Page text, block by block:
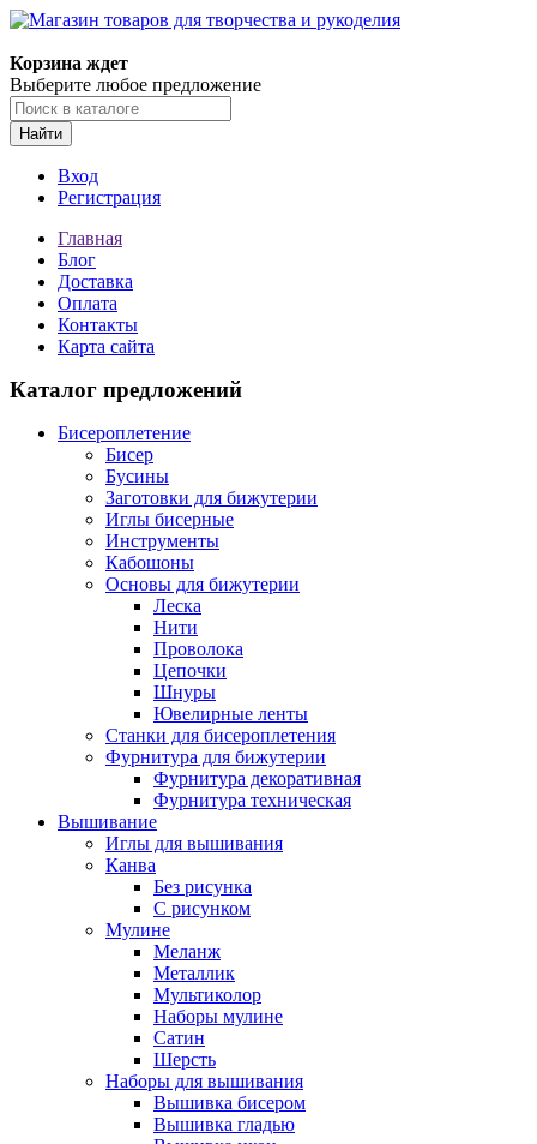
Корзина ждет
Выберите любое предложение
Найти
Вход
Регистрация
Главная
Блог
Доставка
Оплата
Контакты
Карта сайта
Каталог предложений
Бисероплетение
Бисер
Бусины
Заготовки для бижутерии
Иглы бисерные
Инструменты
Кабошоны
Основы для бижутерии
Леска
Нити
Проволока
Цепочки
Шнуры
Ювелирные ленты
Станки для бисероплетения
Фурнитура для бижутерии
Фурнитура декоративная
Фурнитура техническая
Вышивание
Иглы для вышивания
Канва
Без рисунка
С рисунком
Мулине
Меланж
Металлик
Мультиколор
Наборы мулине
Сатин
Шерсть
Наборы для вышивания
Вышивка бисером
Вышивка гладью